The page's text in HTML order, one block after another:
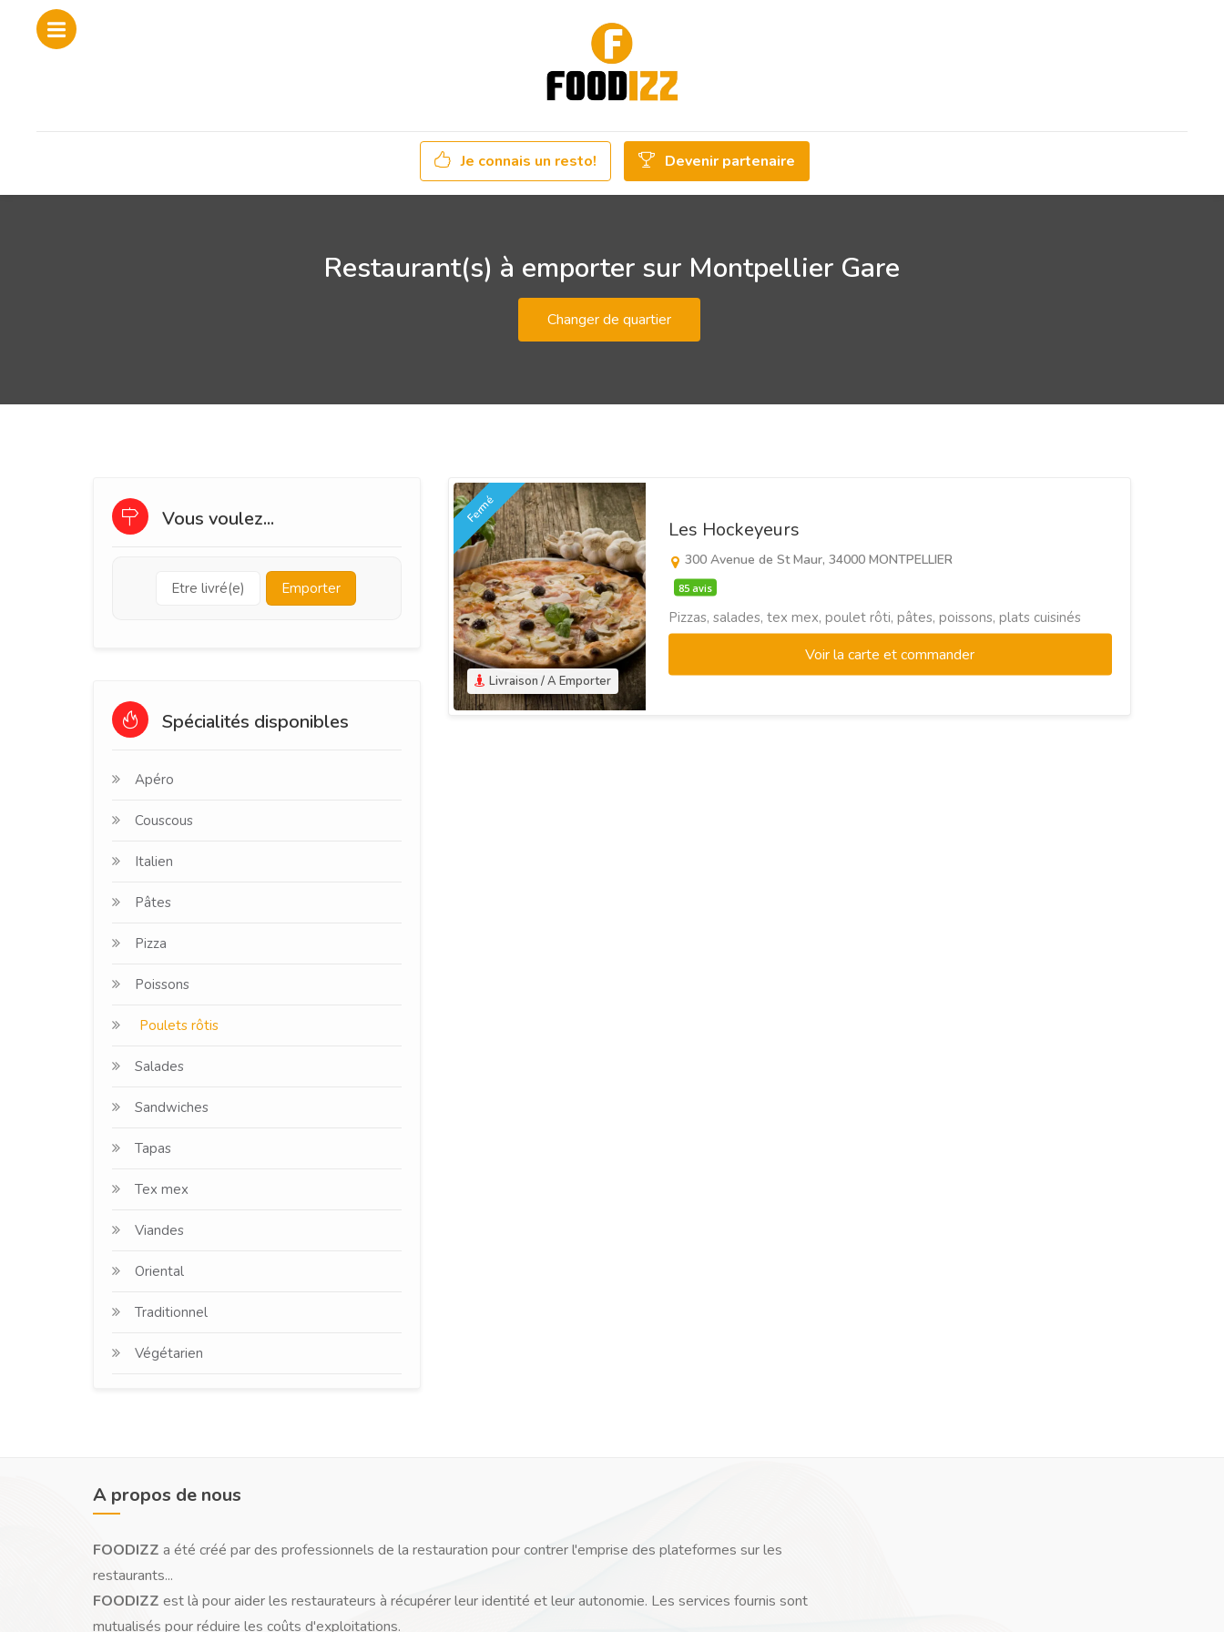
Je connais un resto! Devenir partenaire
Restaurant(s) à emporter sur Montpellier Gare
Changer de quartier
Vous voulez...
Etre livré(e) Emporter
Spécialités disponibles
Apéro
Couscous
Italien
Pâtes
Pizza
Poissons
Poulets rôtis
Salades
Sandwiches
Tapas
Tex mex
Viandes
Oriental
Traditionnel
Végétarien
Livraison / A Emporter
Fermé
Les Hockeyeurs
300 Avenue de St Maur, 34000 MONTPELLIER
85 avis
Pizzas, salades, tex mex, poulet rôti, pâtes, poissons, plats cuisinés
Voir la carte et commander
A propos de nous
FOODIZZ a été créé par des professionnels de la restauration pour contrer l'emprise des plateformes sur les
restaurants...
FOODIZZ est là pour aider les restaurateurs à récupérer leur identité et leur autonomie. Les services fournis sont
mutualisés pour réduire les coûts d'exploitations.